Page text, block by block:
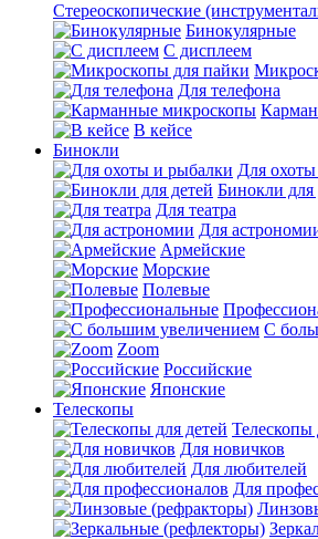
Стереоскопические
Бинокулярные
С дисплеем
Для телефона
В кейсе
Бинокли
Для
Бинокли для
Для театра
Для
Армейские
Морские
Полевые
С
Zoom
Российские
Японские
Телескопы
Телескопы
Для новичков
Для любителей
Для